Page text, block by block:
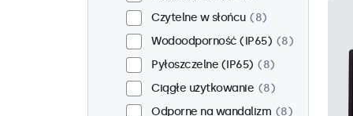
Czytelne w słońcu
8
Wodoodporność (IP65)
8
Pyłoszczelne (IP65)
8
Ciągłe użytkowanie
8
Odporne na wandalizm
8